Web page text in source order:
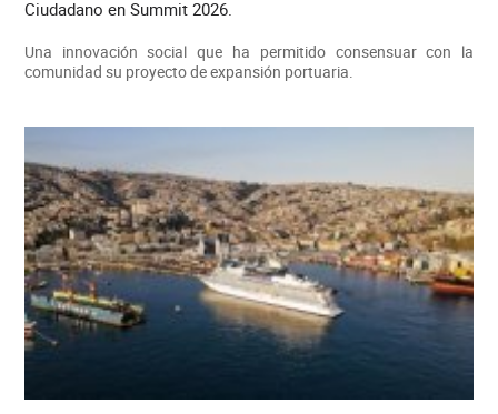
Ciudadano en Summit 2026.
Una innovación social que ha permitido consensuar con la
comunidad su proyecto de expansión portuaria.